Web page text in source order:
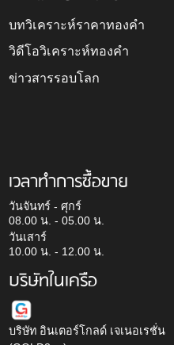
บทวิเคราะห์ราคาทองคำ
วิดีโอวิเคราะห์ทองคำ
ข่าวสารรอบโลก
เวลาทำการซื้อขาย
วันจันทร์ - ศุกร์
08.00 น. - 05.00 น.
วันเสาร์
10.00 น. - 12.00 น.
บริษัทในเครือ
บริษัท อินเตอร์โกลด์ เจเนอเรชั่น